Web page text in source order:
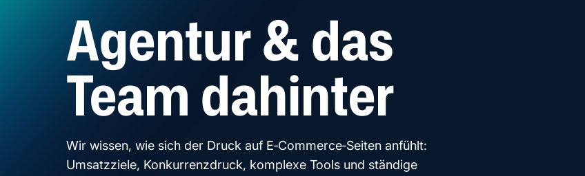
Agentur & das
Team dahinter
Wir wissen, wie sich der Druck auf E‑Commerce‑Seiten anfühlt:
Umsatzziele, Konkurrenzdruck, komplexe Tools und ständige